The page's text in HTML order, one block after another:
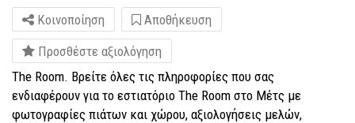
Κοινοποίηση
Αποθήκευση
Προσθέστε αξιολόγηση
The Room. Βρείτε όλες τις πληροφορίες που σας
ενδιαφέρουν για το εστιατόριο The Room στο Μέτς με
φωτογραφίες πιάτων και χώρου, αξιολογήσεις μελών,